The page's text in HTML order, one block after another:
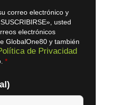
correo electrónico y
usted
electrónicos
GlobalOne80 y también
de Privacidad
*